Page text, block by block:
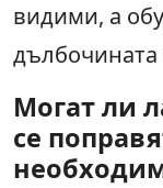
видими, а
дълбочината
Могат ли
се